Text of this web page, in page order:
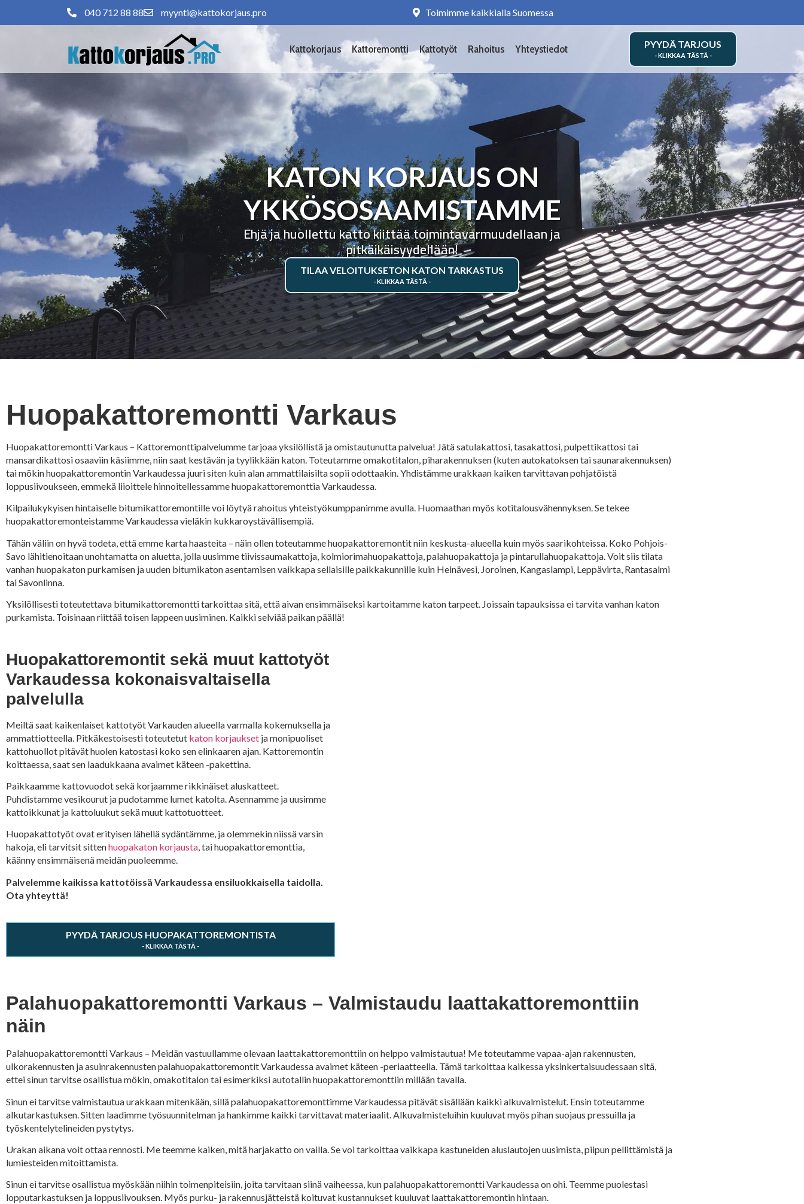
040 712 88 88 myynti@kattokorjaus.pro Toimimme kaikkialla Suomessa
Kattokorjaus Kattoremontti Kattotyöt Rahoitus Yhteystiedot PYYDÄ TARJOUS
KATON KORJAUS ON
YKKÖSOSAAMISTAMME
Ehjä ja huollettu katto kiittää toimintavarmuudellaan ja
pitkäikäisyydellään!
TILAA VELOITUKSETON KATON TARKASTUS
Huopakattoremontti Varkaus
Huopakattoremontti Varkaus – Kattoremonttipalvelumme tarjoaa yksilöllistä ja omistautunutta palvelua! Jätä satulakattosi, tasakattosi, pulpettikattosi tai
mansardikattosi osaaviin käsiimme, niin saat kestävän ja tyylikkään katon. Toteutamme omakotitalon, piharakennuksen (kuten autokatoksen tai saunarakennuksen)
tai mökin huopakattoremontin Varkaudessa juuri siten kuin alan ammattilaisilta sopii odottaakin. Yhdistämme urakkaan kaiken tarvittavan pohjatöistä
loppusiivoukseen, emmekä liioittele hinnoitellessamme huopakattoremonttia Varkaudessa.
Kilpailukykyisen hintaiselle bitumikattoremontille voi löytyä rahoitus yhteistyökumppanimme avulla. Huomaathan myös kotitalousvähennyksen. Se tekee
huopakattoremonteistamme Varkaudessa vieläkin kukkaroystävällisempiä.
Tähän väliin on hyvä todeta, että emme karta haasteita – näin ollen toteutamme huopakattoremontit niin keskusta-alueella kuin myös saarikohteissa. Koko Pohjois-
Savo lähitienoitaan unohtamatta on aluetta, jolla uusimme tiivissaumakattoja, kolmiorimahuopakattoja, palahuopakattoja ja pintarullahuopakattoja. Voit siis tilata
vanhan huopakaton purkamisen ja uuden bitumikaton asentamisen vaikkapa sellaisille paikkakunnille kuin Heinävesi, Joroinen, Kangaslampi, Leppävirta, Rantasalmi
tai Savonlinna.
Yksilöllisesti toteutettava bitumikattoremontti tarkoittaa sitä, että aivan ensimmäiseksi kartoitamme katon tarpeet. Joissain tapauksissa ei tarvita vanhan katon
purkamista. Toisinaan riittää toisen lappeen uusiminen. Kaikki selviää paikan päällä!
Huopakattoremontit sekä muut kattotyöt
Varkaudessa kokonaisvaltaisella
palvelulla
Meiltä saat kaikenlaiset kattotyöt Varkauden alueella varmalla kokemuksella ja
ammattiotteella. Pitkäkestoisesti toteutetut katon korjaukset ja monipuoliset
kattohuollot pitävät huolen katostasi koko sen elinkaaren ajan. Kattoremontin
koittaessa, saat sen laadukkaana avaimet käteen -pakettina.
Paikkaamme kattovuodot sekä korjaamme rikkinäiset aluskatteet.
Puhdistamme vesikourut ja pudotamme lumet katolta. Asennamme ja uusimme
kattoikkunat ja kattoluukut sekä muut kattotuotteet.
Huopakattotyöt ovat erityisen lähellä sydäntämme, ja olemmekin niissä varsin
hakoja, eli tarvitsit sittenhuopakaton korjausta, tai huopakattoremonttia,
käänny ensimmäisenä meidän puoleemme.
Palvelemme kaikissa kattotöissä Varkaudessa ensiluokkaisella taidolla.
Ota yhteyttä!
PYYDÄ TARJOUS HUOPAKATTOREMONTISTA
Palahuopakattoremontti Varkaus – Valmistaudu laattakattoremonttiin
näin
Palahuopakattoremontti Varkaus – Meidän vastuullamme olevaan laattakattoremonttiin on helppo valmistautua! Me toteutamme vapaa-ajan rakennusten,
ulkorakennusten ja asuinrakennusten palahuopakattoremontit Varkaudessa avaimet käteen -periaatteella. Tämä tarkoittaa kaikessa yksinkertaisuudessaan sitä,
ettei sinun tarvitse osallistua mökin, omakotitalon tai esimerkiksi autotallin huopakattoremonttiin millään tavalla.
Sinun ei tarvitse valmistautua urakkaan mitenkään, sillä palahuopakattoremonttimme Varkaudessa pitävät sisällään kaikki alkuvalmistelut. Ensin toteutamme
alkutarkastuksen. Sitten laadimme työsuunnitelman ja hankimme kaikki tarvittavat materiaalit. Alkuvalmisteluihin kuuluvat myös pihan suojaus pressuilla ja
työskentelytelineiden pystytys.
Urakan aikana voit ottaa rennosti. Me teemme kaiken, mitä harjakatto on vailla. Se voi tarkoittaa vaikkapa kastuneiden aluslautojen uusimista, piipun pellittämistä ja
lumiesteiden mitoittamista.
Sinun ei tarvitse osallistua myöskään niihin toimenpiteisiin, joita tarvitaan siinä vaiheessa, kun palahuopakattoremontti Varkaudessa on ohi. Teemme puolestasi
lopputarkastuksen ja loppusiivouksen. Myös purku- ja rakennusjätteistä koituvat kustannukset kuuluvat laattakattoremontin hintaan.